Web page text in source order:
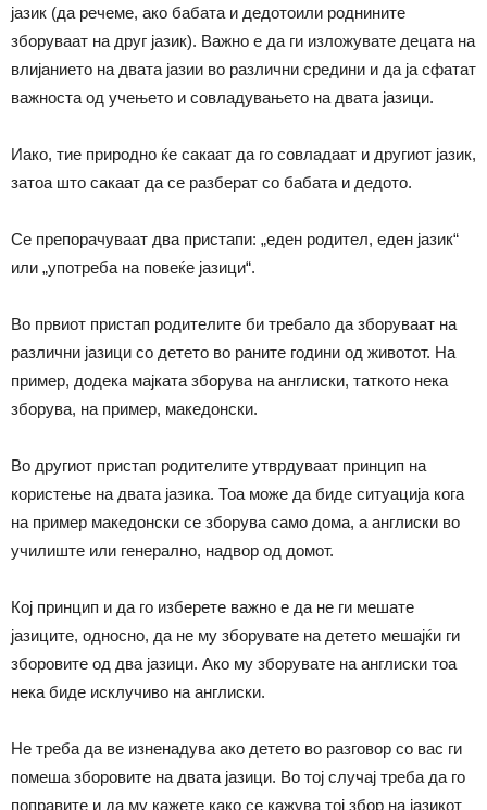
јазик (да речеме, ако бабата и дедотоили роднините
зборуваат на друг јазик). Важно е да ги изложувате децата на
влијанието на двата јазии во различни средини и да ја сфатат
важноста од учењето и совладувањето на двата јазици.
Иако, тие природно ќе сакаат да го совладаат и другиот јазик,
затоа што сакаат да се разберат со бабата и дедото.
Се препорачуваат два пристапи: „еден родител, еден јазик“
или „употреба на повеќе јазици“.
Во првиот пристап родителите би требало да зборуваат на
различни јазици со детето во раните години од животот. На
пример, додека мајката зборува на англиски, таткото нека
зборува, на пример, македонски.
Во другиот пристап родителите утврдуваат принцип на
користење на двата јазика. Тоа може да биде ситуација кога
на пример македонски се зборува само дома, а англиски во
училиште или генерално, надвор од домот.
Кој принцип и да го изберете важно е да не ги мешате
јазиците, односно, да не му зборувате на детето мешајќи ги
зборовите од два јазици. Ако му зборувате на англиски тоа
нека биде исклучиво на англиски.
Не треба да ве изненадува ако детето во разговор со вас ги
помеша зборовите на двата јазици. Во тој случај треба да го
поправите и да му кажете како се кажува тој збор на јазикот